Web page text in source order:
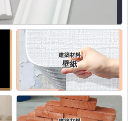
建築材料
壁紙